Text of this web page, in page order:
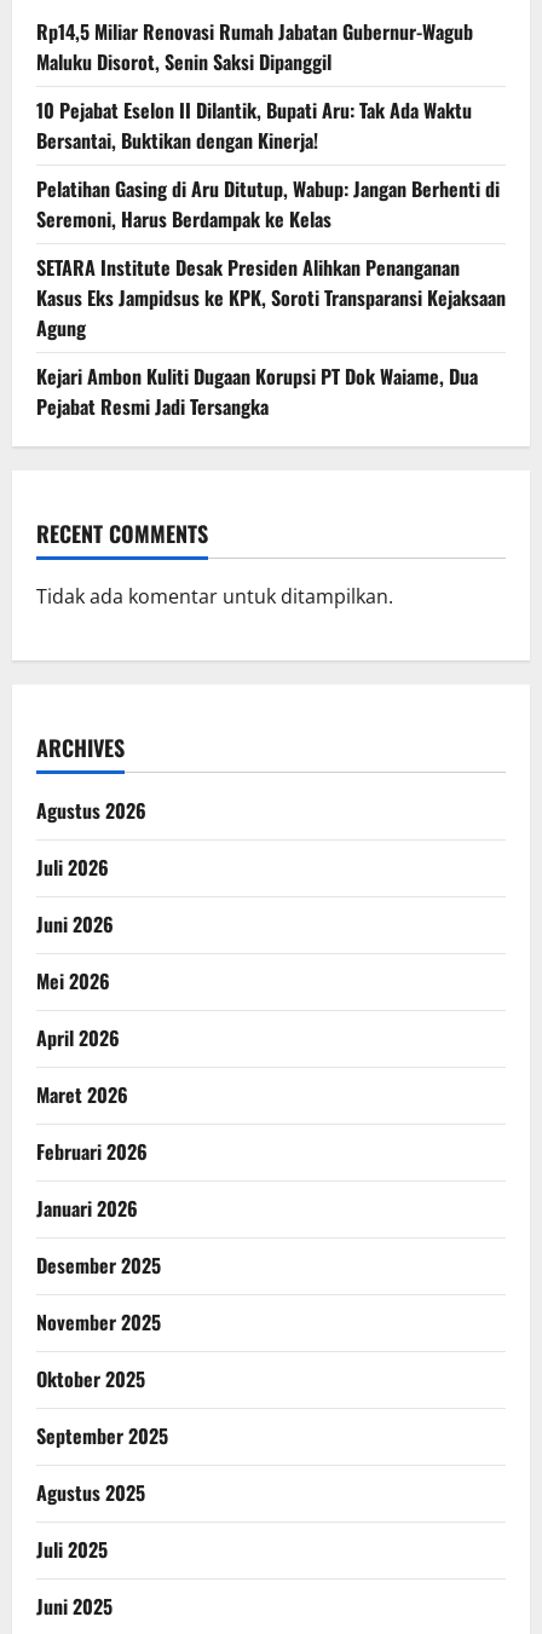
Rp14,5 Miliar Renovasi Rumah Jabatan Gubernur-Wagub
Maluku Disorot, Senin Saksi Dipanggil
10 Pejabat Eselon II Dilantik, Bupati Aru: Tak Ada Waktu
Bersantai, Buktikan dengan Kinerja!
Pelatihan Gasing di Aru Ditutup, Wabup: Jangan Berhenti di
Seremoni, Harus Berdampak ke Kelas
SETARA Institute Desak Presiden Alihkan Penanganan
Kasus Eks Jampidsus ke KPK, Soroti Transparansi Kejaksaan
Agung
Kejari Ambon Kuliti Dugaan Korupsi PT Dok Waiame, Dua
Pejabat Resmi Jadi Tersangka
RECENT COMMENTS
Tidak ada komentar untuk ditampilkan.
ARCHIVES
Agustus 2026
Juli 2026
Juni 2026
Mei 2026
April 2026
Maret 2026
Februari 2026
Januari 2026
Desember 2025
November 2025
Oktober 2025
September 2025
Agustus 2025
Juli 2025
Juni 2025